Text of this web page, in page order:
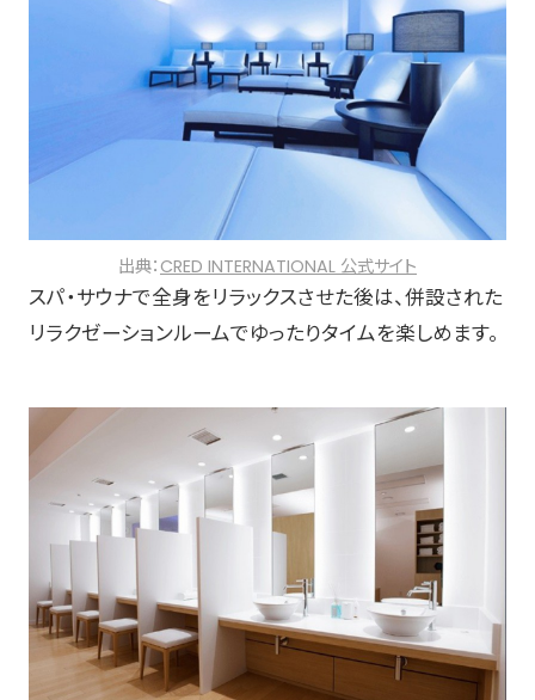
出典： CRED INTERNATIONAL 公式サイト
スパ・サウナで全身をリラックスさせた後は、併設された
リラクゼーションルームでゆったりタイムを楽しめます。